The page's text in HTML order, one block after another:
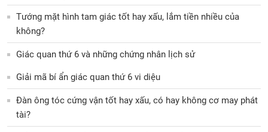
Tướng mặt hình tam giác tốt hay xấu, lắm tiền nhiều của
không?
Giác quan thứ 6 và những chứng nhân lịch sử
Giải mã bí ẩn giác quan thứ 6 vi diệu
Đàn ông tóc cứng vận tốt hay xấu, có hay không cơ may phát
tài?